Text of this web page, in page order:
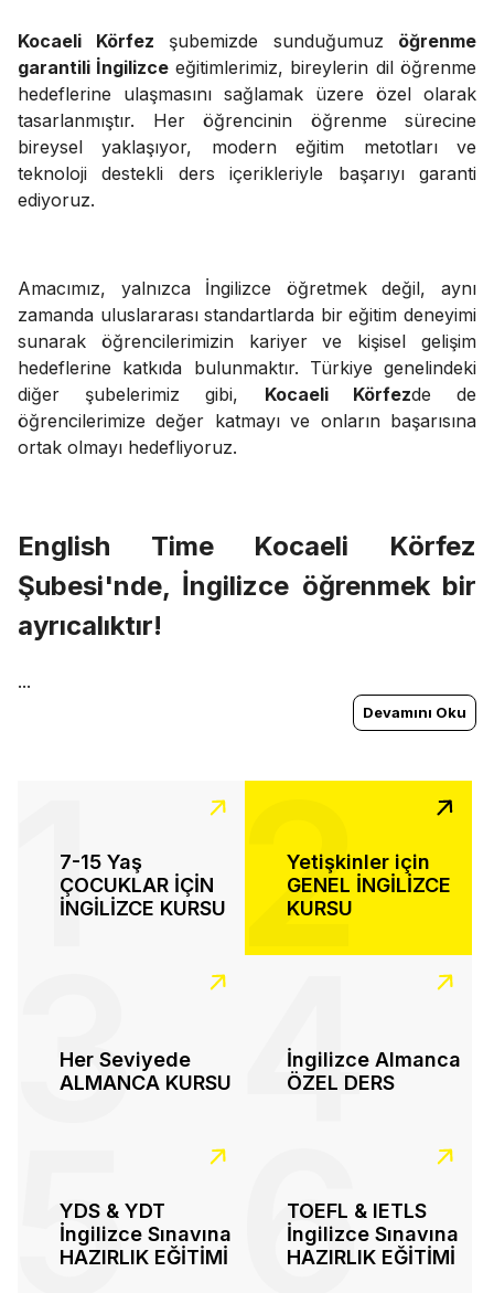
Kocaeli Körfez şubemizde sunduğumuz öğrenme
garantili İngilizce eğitimlerimiz, bireylerin dil öğrenme
hedeflerine ulaşmasını sağlamak üzere özel olarak
tasarlanmıştır. Her öğrencinin öğrenme sürecine
bireysel yaklaşıyor, modern eğitim metotları ve
teknoloji destekli ders içerikleriyle başarıyı garanti
ediyoruz.
Amacımız, yalnızca İngilizce öğretmek değil, aynı
zamanda uluslararası standartlarda bir eğitim deneyimi
sunarak öğrencilerimizin kariyer ve kişisel gelişim
hedeflerine katkıda bulunmaktır. Türkiye genelindeki
diğer şubelerimiz gibi, Kocaeli Körfezde de
öğrencilerimize değer katmayı ve onların başarısına
ortak olmayı hedefliyoruz.
English Time Kocaeli Körfez
Şubesi'nde, İngilizce öğrenmek bir
ayrıcalıktır!
...
Devamını Oku
7-15 Yaş
ÇOCUKLAR İÇİN
İNGİLİZCE KURSU
1
Yetişkinler için
GENEL İNGİLİZCE
KURSU
2
Her Seviyede
ALMANCA KURSU
3
İngilizce Almanca
ÖZEL DERS
4
YDS & YDT
İngilizce Sınavına
HAZIRLIK EĞİTİMİ
5
TOEFL & IETLS
İngilizce Sınavına
HAZIRLIK EĞİTİMİ
6